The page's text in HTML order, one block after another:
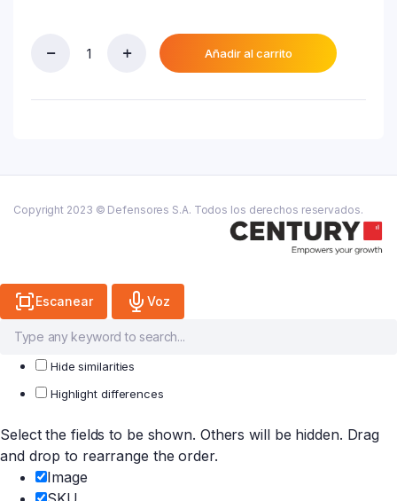
Añadir al carrito
Copyright 2023 © Defensores S.A. Todos los derechos reservados.
Escanear Voz
Hide similarities
Highlight differences
Select the fields to be shown. Others will be hidden. Drag
and drop to rearrange the order.
Image